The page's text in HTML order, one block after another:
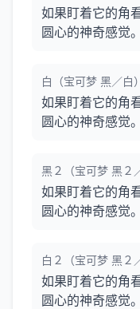
如果盯着它的角
圆心的神奇感觉。
白（宝可梦 黑／白）
如果盯着它的角
圆心的神奇感觉。
黑２（宝可梦 黑２
如果盯着它的角
圆心的神奇感觉。
白２（宝可梦 黑２
如果盯着它的角
圆心的神奇感觉。